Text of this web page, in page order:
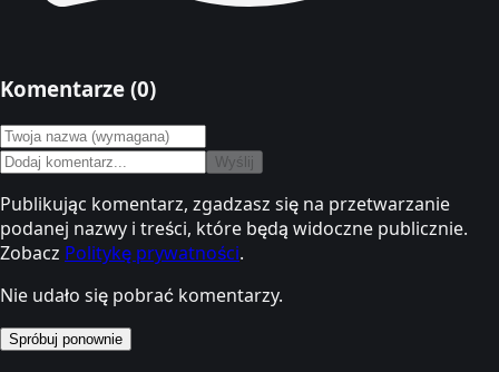
Komentarze (0)
Wyślij
Publikując komentarz, zgadzasz się na przetwarzanie
podanej nazwy i treści, które będą widoczne publicznie.
Zobacz Politykę prywatności.
Nie udało się pobrać komentarzy.
Spróbuj ponownie